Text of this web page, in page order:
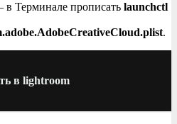
Терминале прописать launchctl
.
в lightroom